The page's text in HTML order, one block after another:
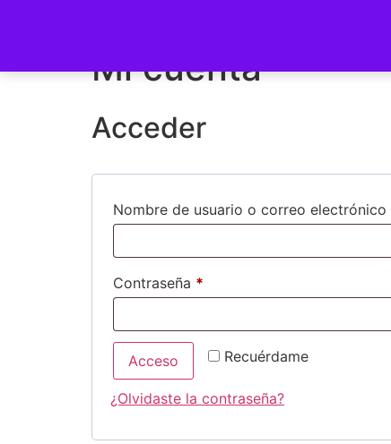
Mi cuenta
Acceder
Nombre de usuario o correo electrónico
Contraseña *
Recuérdame
Acceso
¿Olvidaste la contraseña?